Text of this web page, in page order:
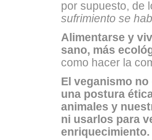
por supuesto, de
sufrimiento se
Alimentarse y
sano, más
como hacer la
El veganismo
una postura
animales y
ni usarlos para
enriquecimiento.